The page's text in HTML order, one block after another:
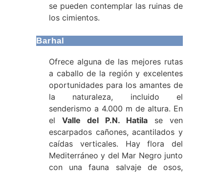
se pueden contemplar las ruinas de
los cimientos.
Barhal
Ofrece alguna de las mejores rutas
a caballo de la región y excelentes
oportunidades para los amantes de
la naturaleza, incluido el
senderismo a 4.000 m de altura. En
el Valle del P.N. Hatila se ven
escarpados cañones, acantilados y
caídas verticales. Hay flora del
Mediterráneo y del Mar Negro junto
con una fauna salvaje de osos,